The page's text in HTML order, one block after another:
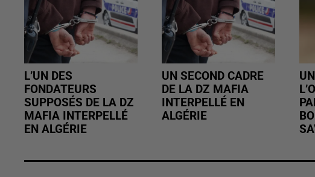
L’UN DES
FONDATEURS
SUPPOSÉS DE LA DZ
MAFIA INTERPELLÉ
EN ALGÉRIE
UN SECOND CADRE
DE LA DZ MAFIA
INTERPELLÉ EN
ALGÉRIE